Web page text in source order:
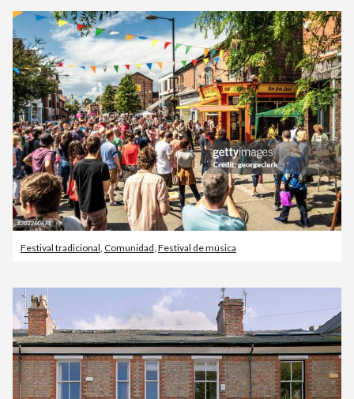
Festival tradicional Comunidad Festival de música